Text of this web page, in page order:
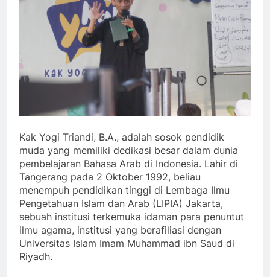
Kak Yogi Triandi, B.A., adalah sosok pendidik
muda yang memiliki dedikasi besar dalam dunia
pembelajaran Bahasa Arab di Indonesia. Lahir di
Tangerang pada 2 Oktober 1992, beliau
menempuh pendidikan tinggi di Lembaga Ilmu
Pengetahuan Islam dan Arab (LIPIA) Jakarta,
sebuah institusi terkemuka idaman para penuntut
ilmu agama, institusi yang berafiliasi dengan
Universitas Islam Imam Muhammad ibn Saud di
Riyadh.